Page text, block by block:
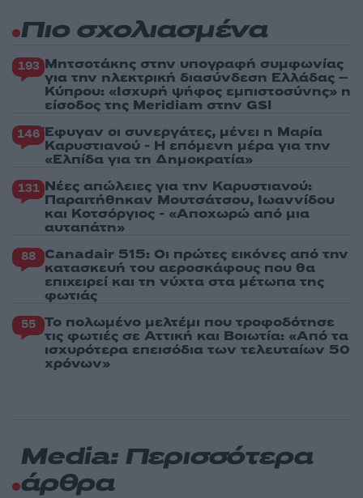
Πιο σχολιασμένα
193 Μητσοτάκης στην υπογραφή συμφωνίας
για την ηλεκτρική διασύνδεση Ελλάδας –
Κύπρου: «Ισχυρή ψήφος εμπιστοσύνης» η
είσοδος της Meridiam στην GSI
146 Έφυγαν οι συνεργάτες, μένει η Μαρία
Καρυστιανού - Η επόμενη μέρα για την
«Ελπίδα για τη Δημοκρατία»
131 Νέες απώλειες για την Καρυστιανού:
Παραιτήθηκαν Μουτσάτσου, Ιωαννίδου
και Κοτσόργιος - «Αποχωρώ από μια
αυταπάτη»
88 Canadair 515: Οι πρώτες εικόνες από την
κατασκευή του αεροσκάφους που θα
επιχειρεί και τη νύχτα στα μέτωπα της
φωτιάς
55 Το πολωμένο μελτέμι που τροφοδότησε
τις φωτιές σε Αττική και Βοιωτία: «Από τα
ισχυρότερα επεισόδια των τελευταίων 50
χρόνων»
Media: Περισσότερα
άρθρα